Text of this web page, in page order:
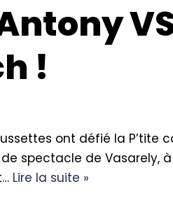
!
ont défié la P’tite
spectacle de Vasarely, à
Lire la suite »